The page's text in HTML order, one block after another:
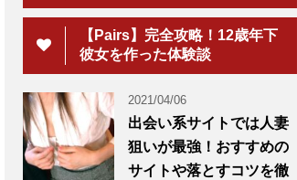
【Pairs】完全攻略！12歳年下
彼女を作った体験談
2021/04/06
出会い系サイトでは人妻
狙いが最強！おすすめの
サイトや落とすコツを徹